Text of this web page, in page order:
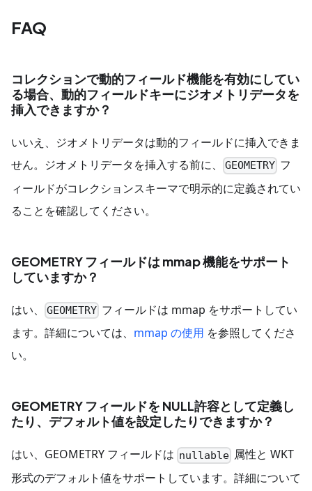
FAQ
コレクションで動的フィールド機能を有効にしてい
る場合、動的フィールドキーにジオメトリデータを
挿入できますか？
いいえ、ジオメトリデータは動的フィールドに挿入できま
せん。ジオメトリデータを挿入する前に、
GEOMETRY フ
ィールドがコレクションスキーマで明示的に定義されてい
ることを確認してください。
GEOMETRY フィールドは mmap 機能をサポート
していますか？
はい、 GEOMETRY フィールドは mmap をサポートしてい
ます。詳細については、 mmap の使用 を参照してくださ
い。
GEOMETRY フィールドを NULL許容として定義し
たり、デフォルト値を設定したりできますか？
はい、GEOMETRY フィールドは nullable 属性と WKT
形式のデフォルト値をサポートしています。詳細について